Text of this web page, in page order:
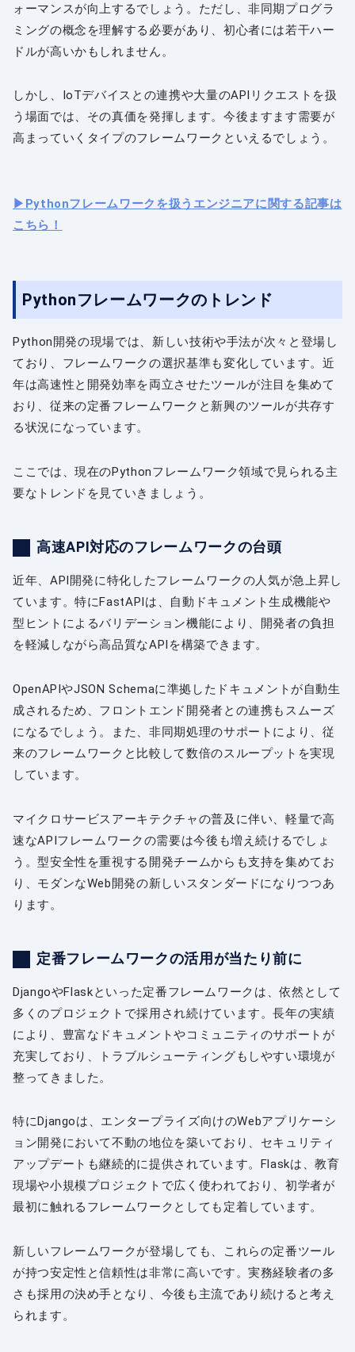
ォーマンスが向上するでしょう。ただし、非同期プログラ
ミングの概念を理解する必要があり、初心者には若干ハー
ドルが高いかもしれません。
しかし、IoTデバイスとの連携や大量のAPIリクエストを扱
う場面では、その真価を発揮します。今後ますます需要が
高まっていくタイプのフレームワークといえるでしょう。
▶︎Pythonフレームワークを扱うエンジニアに関する記事は
こちら！
Pythonフレームワークのトレンド
Python開発の現場では、新しい技術や手法が次々と登場し
ており、フレームワークの選択基準も変化しています。近
年は高速性と開発効率を両立させたツールが注目を集めて
おり、従来の定番フレームワークと新興のツールが共存す
る状況になっています。
ここでは、現在のPythonフレームワーク領域で見られる主
要なトレンドを見ていきましょう。
高速API対応のフレームワークの台頭
近年、API開発に特化したフレームワークの人気が急上昇し
ています。特にFastAPIは、自動ドキュメント生成機能や
型ヒントによるバリデーション機能により、開発者の負担
を軽減しながら高品質なAPIを構築できます。
OpenAPIやJSON Schemaに準拠したドキュメントが自動生
成されるため、フロントエンド開発者との連携もスムーズ
になるでしょう。また、非同期処理のサポートにより、従
来のフレームワークと比較して数倍のスループットを実現
しています。
マイクロサービスアーキテクチャの普及に伴い、軽量で高
速なAPIフレームワークの需要は今後も増え続けるでしょ
う。型安全性を重視する開発チームからも支持を集めてお
り、モダンなWeb開発の新しいスタンダードになりつつあ
ります。
定番フレームワークの活用が当たり前に
DjangoやFlaskといった定番フレームワークは、依然として
多くのプロジェクトで採用され続けています。長年の実績
により、豊富なドキュメントやコミュニティのサポートが
充実しており、トラブルシューティングもしやすい環境が
整ってきました。
特にDjangoは、エンタープライズ向けのWebアプリケーシ
ョン開発において不動の地位を築いており、セキュリティ
アップデートも継続的に提供されています。Flaskは、教育
現場や小規模プロジェクトで広く使われており、初学者が
最初に触れるフレームワークとしても定着しています。
新しいフレームワークが登場しても、これらの定番ツール
が持つ安定性と信頼性は非常に高いです。実務経験者の多
さも採用の決め手となり、今後も主流であり続けると考え
られます。